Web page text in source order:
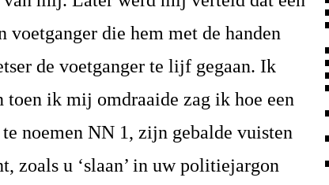
voetganger die hem met de handen
de voetganger te lijf gegaan. Ik
toen ik mij omdraaide zag ik hoe een
noemen NN 1, zijn gebalde vuisten
zoals u ‘slaan’ in uw politiejargon